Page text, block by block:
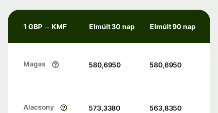
1 GBP → KMF Elmúlt 30 nap Elmúlt 90 nap
Magas 580,6950 580,6950
Alacsony 573,3380 563,8350